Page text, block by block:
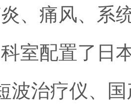
、痛风、系
配置了日本
波治疗仪、